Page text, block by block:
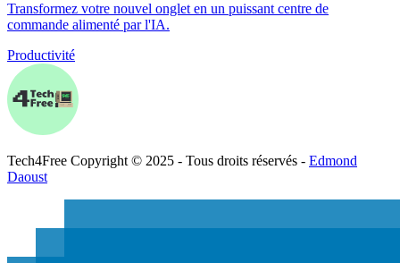
Transformez votre nouvel onglet en un puissant centre de
commande alimenté par l'IA.
Productivité
Tech4Free Copyright © 2025 - Tous droits réservés - Edmond
Daoust